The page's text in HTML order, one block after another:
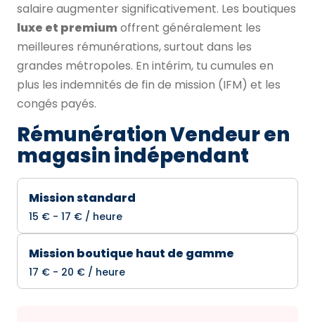
salaire augmenter significativement. Les boutiques
luxe et premiumoffrent généralement les
meilleures rémunérations, surtout dans les
grandes métropoles. En intérim, tu cumules en
plus les indemnités de fin de mission (IFM) et les
congés payés.
Rémunération Vendeur en
magasin indépendant
Mission standard
15 € - 17 € / heure
Mission boutique haut de gamme
17 € - 20 € / heure